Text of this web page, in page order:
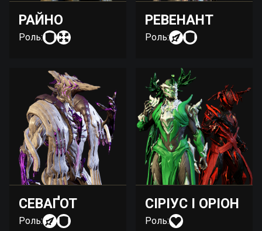
РАЙНО
Роль:
РЕВЕНАНТ
Роль:
СЕВАҐОТ
Роль:
СІРІУС І ОРІОН
Роль: